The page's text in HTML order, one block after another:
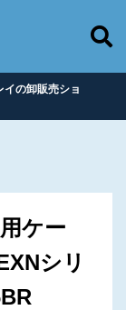
の卸販売ショ
ケー
シリ